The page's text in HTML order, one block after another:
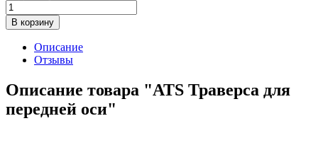
В корзину
Описание
Отзывы
Описание товара "ATS Траверса для
передней оси"